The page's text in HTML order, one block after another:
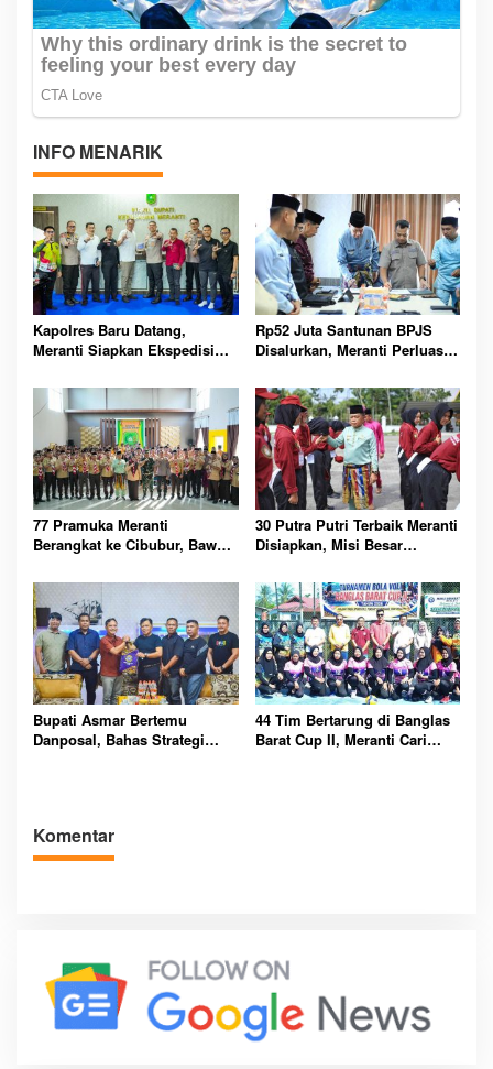
INFO MENARIK
Kapolres Baru Datang,
Meranti Siapkan Ekspedisi
Rp52 Juta Santunan BPJS
Disalurkan, Meranti Perluas
77 Pramuka Meranti
Berangkat ke Cibubur, Bawa
30 Putra Putri Terbaik Meranti
Disiapkan, Misi Besar
Bupati Asmar Bertemu
Danposal, Bahas Strategi
44 Tim Bertarung di Banglas
Barat Cup II, Meranti Cari
Komentar